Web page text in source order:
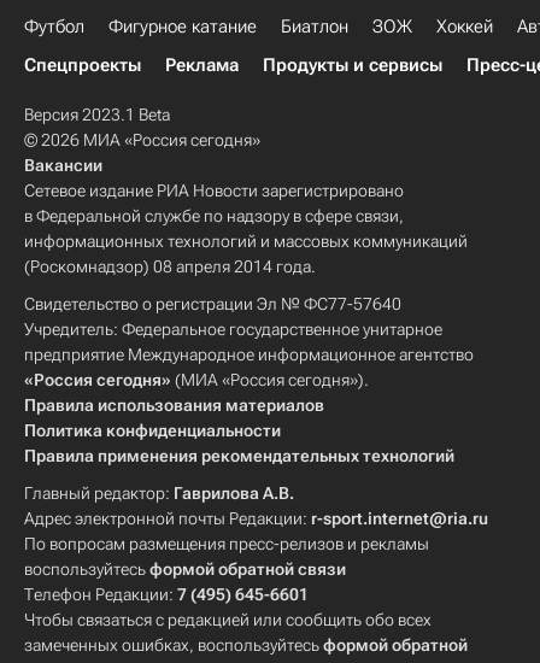
Футбол Фигурное катание Биатлон ЗОЖ Хоккей
Спецпроекты
Реклама Продукты и сервисы Пресс-
Версия 2023.1 Beta
© 2026 МИА «Россия сегодня»
Вакансии
Сетевое издание РИА Новости зарегистрировано
в Федеральной службе по надзору в сфере связи,
информационных технологий и массовых коммуникаций
(Роскомнадзор) 08 апреля 2014 года.
Свидетельство о регистрации Эл № ФС77-57640
Учредитель: Федеральное государственное унитарное
предприятие Международное информационное агентство
«Россия сегодня» (МИА «Россия сегодня»).
Правила использования материалов
Политика конфиденциальности
Правила применения рекомендательных технологий
Главный редактор: Гаврилова А.В.
Адрес электронной почты Редакции: r-sport.internet@ria.ru
По вопросам размещения пресс-релизов и рекламы
воспользуйтесьформой обратной связи
Телефон Редакции: 7 (495) 645-6601
Чтобы связаться с редакцией или сообщить обо всех
замеченных ошибках, воспользуйтесьформой обратной